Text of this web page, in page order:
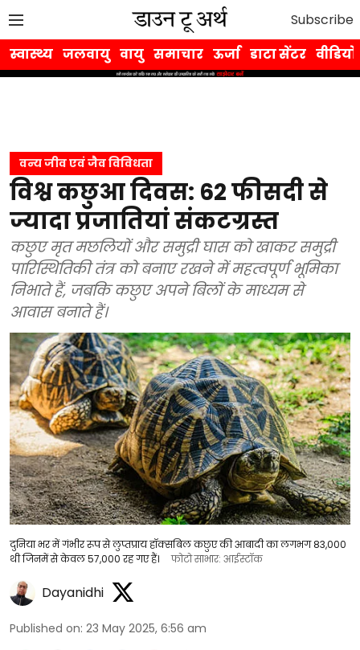
Subscribe
स्वास्थ्य जलवायु वायु समाचार ऊर्जा डाटा सेंटर वीडियो
वन्य जीव एवं जैव विविधता
विश्व कछुआ दिवस: 62 फीसदी से
ज्यादा प्रजातियां संकटग्रस्त
कछुए मृत मछलियों और समुद्री घास को खाकर समुद्री
पारिस्थितिकी तंत्र को बनाए रखने में महत्वपूर्ण भूमिका
निभाते हैं, जबकि कछुए अपने बिलों के माध्यम से
आवास बनाते हैं।
दुनिया भर में गंभीर रूप से लुप्तप्राय हॉक्सबिल कछुए की आबादी का लगभग 83,000
थी जिनमें से केवल 57,000 रह गए हैं।
फोटो साभार: आईस्टॉक
Dayanidhi
Published on: 23 May 2025, 6:56 am